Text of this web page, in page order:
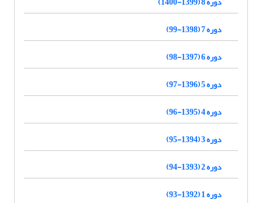
دوره 7 (1398-99)
دوره 6 (1397-98)
دوره 5 (1396-97)
دوره 4 (1395-96)
دوره 3 (1394-95)
دوره 2 (1393-94)
دوره 1 (1392-93)